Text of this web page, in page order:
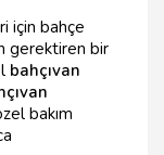
için bahçe
gerektiren bir
bahçıvan
bakım